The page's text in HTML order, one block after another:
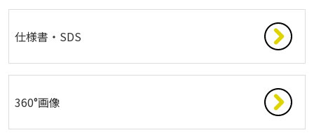
仕様書・SDS
360°画像